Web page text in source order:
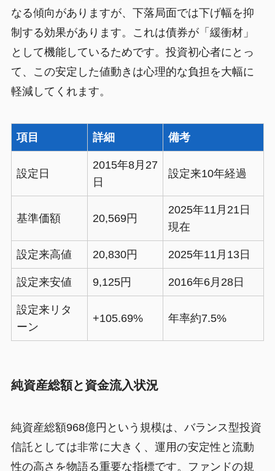
なる傾向がありますが、下落局面では下げ幅を抑
制する効果があります。これは債券が「緩衝材」
として機能しているためです。投資初心者にとっ
て、この安定した値動きは心理的な負担を大幅に
軽減してくれます。
項目 詳細 備考
設定日
2015年8月27
日
設定来10年経過
基準価額 20,569円
2025年11月21日
現在
設定来高値 20,830円 2025年11月13日
設定来安値 9,125円 2016年6月28日
設定来リタ
ーン
+105.69% 年率約7.5%
純資産総額と資金流入状況
純資産総額968億円という規模は、バランス型投資
信託としては非常に大きく、運用の安定性と流動
性の高さを物語る重要な指標です。ファンドの規